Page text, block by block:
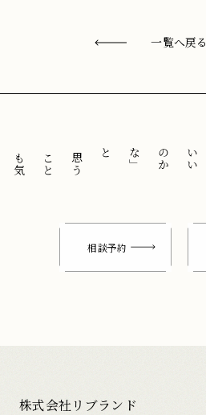
一覧へ戻る
と
思
う
こ
と
も
気
に
せ
ずに
相談予約
株式会社リブランド